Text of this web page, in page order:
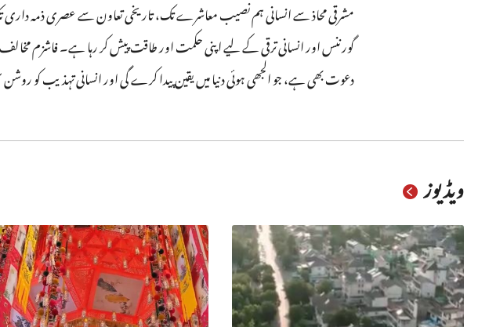
دعوت بھی ہے، جو الجھی ہوئی دنیا میں یقین پیدا کرے گی اور انسانی تہذیب کو
ویڈیوز